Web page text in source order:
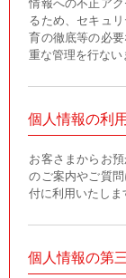
情報への不正ア
るため、セキュ
育の徹底等の必
重な管理を行ない
個人情報の利
お客さまからお
のご案内やご質
付に利用いたしま
個人情報の第